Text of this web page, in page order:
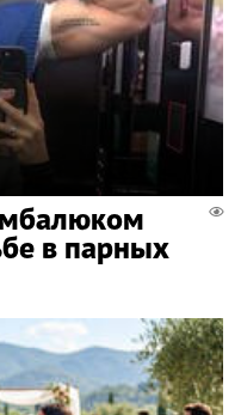
в парных